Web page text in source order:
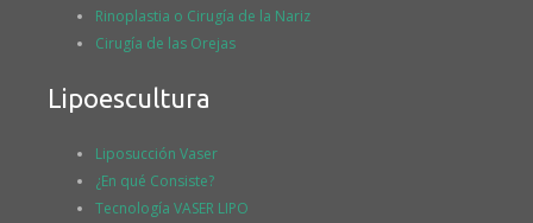
Rinoplastia o Cirugía de la Nariz
Cirugía de las Orejas
Lipoescultura
Liposucción Vaser
¿En qué Consiste?
Tecnología VASER LIPO